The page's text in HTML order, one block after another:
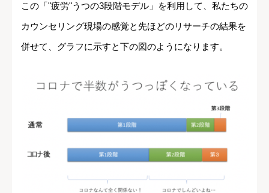
この「"疲労"うつの3段階モデル」を利用して、私たちの
カウンセリング現場の感覚と先ほどのリサーチの結果を
併せて、グラフに示すと下の図のようになります。